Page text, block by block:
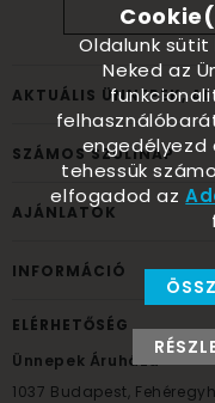
AKTUÁLIS ÜNNEPEK,
SZÁMOS SZÜLINAP
AJÁNLATOK
INFORMÁCIÓ
ELÉRHETŐSÉG
Ünnepek Áruháza
1037 Budapest,
Oldalunk
Neked az
engedélyezd
tehessük
elfogadod az